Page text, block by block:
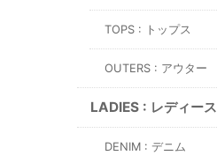
TOPS : トップス
OUTERS : アウター
LADIES : レディース
DENIM : デニム